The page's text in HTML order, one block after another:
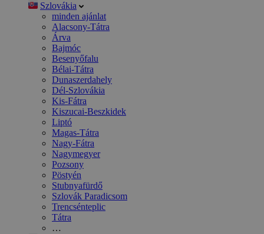
Szlovákia
minden ajánlat
Alacsony-Tátra
Árva
Bajmóc
Besenyőfalu
Bélai-Tátra
Dunaszerdahely
Dél-Szlovákia
Kis-Fátra
Kiszucai-Beszkidek
Liptó
Magas-Tátra
Nagy-Fátra
Nagymegyer
Pozsony
Pöstyén
Stubnyafürdő
Szlovák Paradicsom
Trencsénteplic
Tátra
…